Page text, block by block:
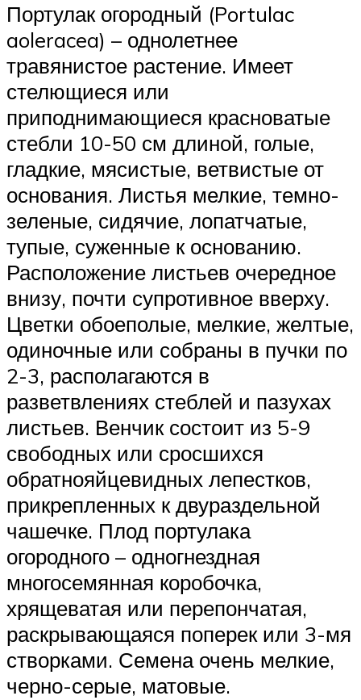
Портулак огородный (Portulac
aoleracea) – однолетнее
травянистое растение. Имеет
стелющиеся или
приподнимающиеся красноватые
стебли 10-50 см длиной, голые,
гладкие, мясистые, ветвистые от
основания. Листья мелкие, темно-
зеленые, сидячие, лопатчатые,
тупые, суженные к основанию.
Расположение листьев очередное
внизу, почти супротивное вверху.
Цветки обоеполые, мелкие, желтые,
одиночные или собраны в пучки по
2-3, располагаются в
разветвлениях стеблей и пазухах
листьев. Венчик состоит из 5-9
свободных или сросшихся
обратнояйцевидных лепестков,
прикрепленных к двураздельной
чашечке. Плод портулака
огородного – одногнездная
многосемянная коробочка,
хрящеватая или перепончатая,
раскрывающаяся поперек или 3-мя
створками. Семена очень мелкие,
черно-серые, матовые.